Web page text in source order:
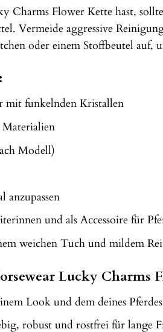
Charms Flower Kette hast,
Vermeide aggressive
oder einem Stoffbeutel auf,
mit funkelnden Kristallen
Modell)
anzupassen
und als Accessoire für
weichen Tuch und mildem
Lucky Charms
Look und dem deines
robust und rostfrei für lange